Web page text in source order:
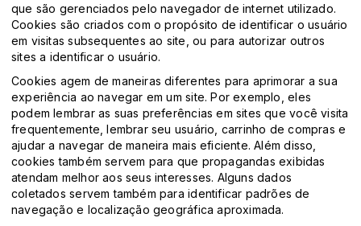
que são gerenciados pelo navegador de internet utilizado.
Cookies são criados com o propósito de identificar o usuário
em visitas subsequentes ao site, ou para autorizar outros
sites a identificar o usuário.
Cookies agem de maneiras diferentes para aprimorar a sua
experiência ao navegar em um site. Por exemplo, eles
podem lembrar as suas preferências em sites que você visita
frequentemente, lembrar seu usuário, carrinho de compras e
ajudar a navegar de maneira mais eficiente. Além disso,
cookies também servem para que propagandas exibidas
atendam melhor aos seus interesses. Alguns dados
coletados servem também para identificar padrões de
navegação e localização geográfica aproximada.